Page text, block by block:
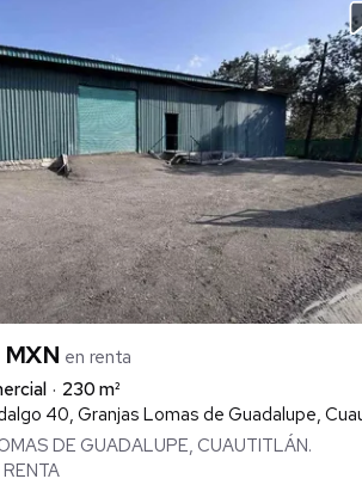
en renta
230 m²
DE GUADALUPE, CUAUTITLÁN.